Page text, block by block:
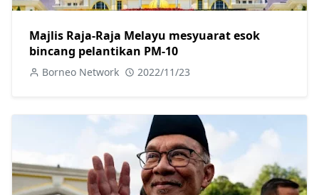
Majlis Raja-Raja Melayu mesyuarat esok
bincang pelantikan PM-10
Borneo Network 2022/11/23